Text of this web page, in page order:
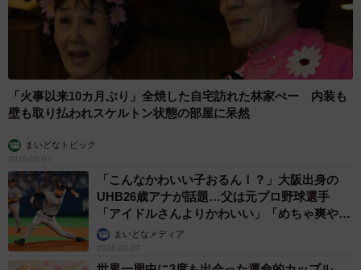
「火事以来10カ月ぶり」全焼した自宅訪れた林家ぺー 内装も
壁も取り払われスケルトン状態の部屋に呆然
まいどなトピック
2026.08.07
「こんなかわいい子おるん！？」大阪出身の
UHB26歳アナが話題…父は元プロ野球選手
「アイドルさんよりかわいい」「めちゃ爽や
か」まいどなメディア
2026.08.07